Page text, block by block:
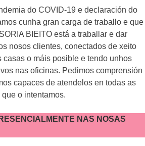
do COVID-19 e declaración do
cunha gran carga de traballo e que
BIEITO está a traballar e dar
nosos clientes, conectados de xeito
casas o máis posible e tendo unhos
nas oficinas. Pedimos comprensión
capaces de atendelos en todas as
o intentamos.
NAS NOSAS